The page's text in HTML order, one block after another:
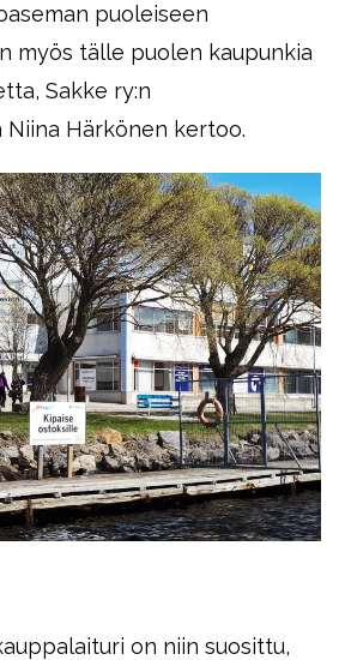
puoleiseen
myös tälle puolen kaupunkia
Sakke ry:n
Härkönen kertoo.
on niin suosittu,